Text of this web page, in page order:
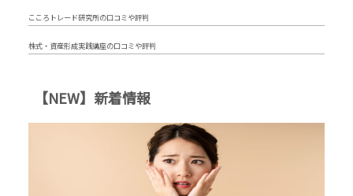
こころトレード研究所の口コミや評判
株式・資産形成実践講座の口コミや評判
【NEW】新着情報